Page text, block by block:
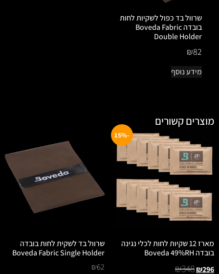
שרוול בד כפול לשקיות לחות
בובדה Boveda Fabric
Double Holder
₪82
מידע נוסף
מוצרים קשורים
-15%
מארז 12 שקיות לחות לכלי נגינה
בובדה Boveda 49%RH
₪348₪296
שרוול בד לשקית לחות בובדה
Boveda Fabric Single Holder
₪62